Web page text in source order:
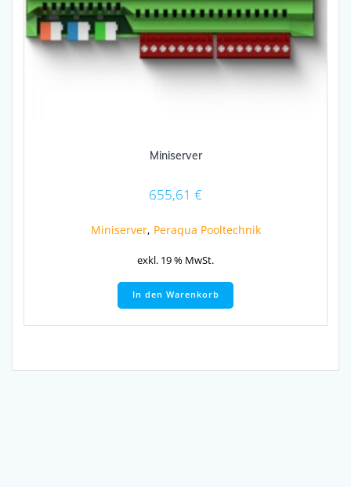
Miniserver
655,61 €
Miniserver, Peraqua Pooltechnik
exkl. 19 % MwSt.
In den Warenkorb